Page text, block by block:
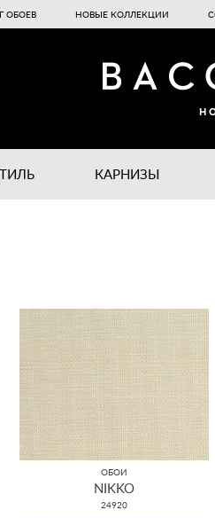
ОБОЕВ НОВЫЕ КОЛЛЕКЦИИ
КАРНИЗЫ
ОБОИ
NIKKO
24920